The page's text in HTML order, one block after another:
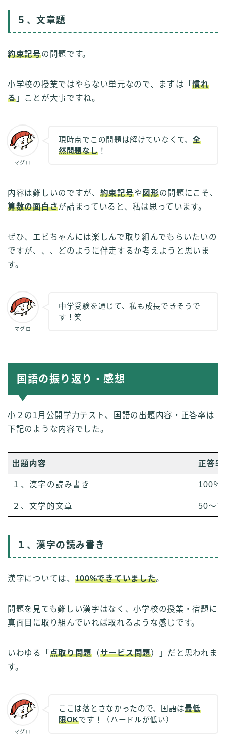
５、文章題
約束記号の問題です。
小学校の授業ではやらない単元なので、まずは「慣れ
る」ことが大事ですね。
マグロ
現時点でこの問題は解けていなくて、 全
然問題なし！
内容は難しいのですが、 約束記号や図形の問題にこそ、
算数の面白さが詰まっていると、私は思っています。
ぜひ、エビちゃんには楽しんで取り組んでもらいたいの
ですが、、、どのように伴走するか考えようと思いま
す。
マグロ
中学受験を通じて、私も成長できそうで
す！笑
国語の振り返り・感想
小２の1月公開学力テスト、国語の出題内容・正答率は
下記のような内容でした。
出題内容 正答率
１、漢字の読み書き 100％
２、文学的文章 50～
１、漢字の読み書き
漢字については、 100%できていました。
問題を見ても難しい漢字はなく、小学校の授業・宿題に
真面目に取り組んでいれば取れるような感じです。
いわゆる「 点取り問題 （サービス問題）」だと思われま
す。
マグロ
ここは落とさなかったので、国語は最低
限OKです！（ハードルが低い）